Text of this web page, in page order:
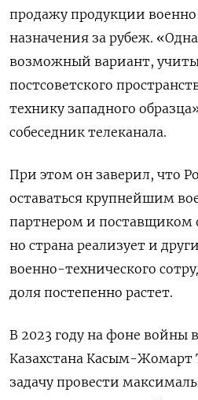
продажу продукции
назначения за рубеж.
возможный вариант,
постсоветского
технику западного
собеседник телеканала.
При этом он заверил, что
оставаться крупнейшим
партнером и поставщиком
но страна реализует и
военно-технического
доля постепенно растет.
В 2023 году на фоне войны
Казахстана Касым-Жомарт
задачу провести